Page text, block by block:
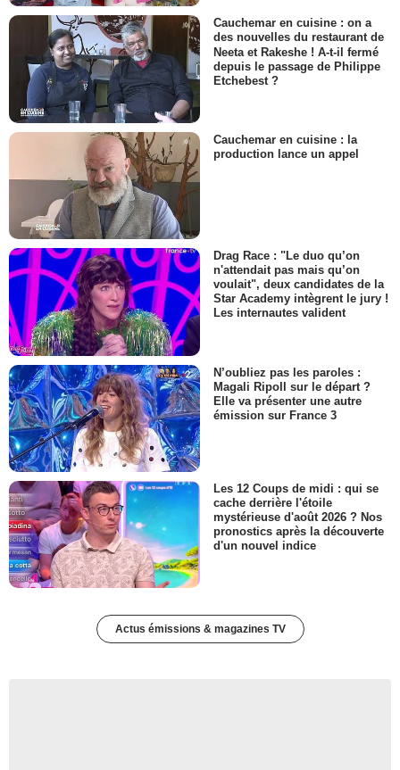
Cauchemar en cuisine : on a
des nouvelles du restaurant de
Neeta et Rakeshe ! A-t-il fermé
depuis le passage de Philippe
Etchebest ?
Cauchemar en cuisine : la
production lance un appel
Drag Race : "Le duo qu’on
n'attendait pas mais qu’on
voulait", deux candidates de la
Star Academy intègrent le jury !
Les internautes valident
N’oubliez pas les paroles :
Magali Ripoll sur le départ ?
Elle va présenter une autre
émission sur France 3
Les 12 Coups de midi : qui se
cache derrière l'étoile
mystérieuse d'août 2026 ? Nos
pronostics après la découverte
d'un nouvel indice
Actus émissions & magazines TV